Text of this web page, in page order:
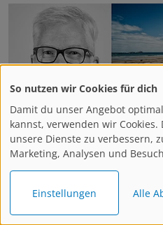
Gestalten Sie Kunst
Natur! Wie das geht, zeigt
Artist seine Herzenssache.
Vergänglichkeit des
Kontakt mit den Menschen,
erleben. Ganze
So nutzen wir Cookies für dich
Damit du unser Angebot
kannst, verwenden wir Cookies.
unsere Dienste zu verbessern,
Marketing, Analysen und
Einstellungen Alle